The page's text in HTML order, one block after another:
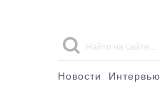
Новости Интервью